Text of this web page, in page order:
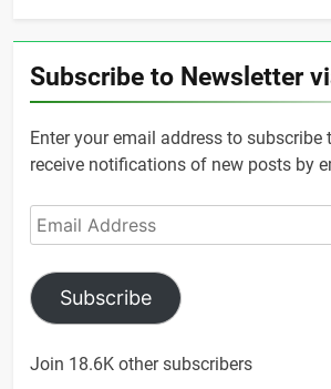
Subscribe to Newsletter
Enter your email address to subscribe
receive notifications of new posts by
Email
Address
Subscribe
Join 18.6K other subscribers